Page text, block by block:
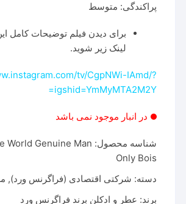
پراکندگی: متوسط
برای دیدن فیلم توضیحات کامل
لینک زیر شوید.
tv/CgpNWi-IAmd/?
igshid=YmMyMTA2M2Y=
در انبار موجود نمی باشد
شناسه محصول: World Genuine Man
Only Bois
دسته: شرکتی اقتصادی (فراگرنس ورد),
برند: عطر و ادکلن برند فراگرنس ورد